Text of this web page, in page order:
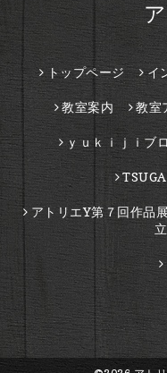
トップページ イ
教室案内 教室
ｙｕｋｉｊｉブ
アトリエY第７回作品